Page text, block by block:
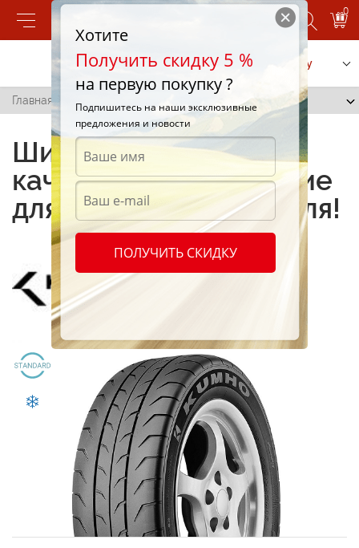
0
Позвонить Заказать услугу
Главная /
Шины 749 и 10 —
качественное решение
для вашего автомобиля!
Хотите
Получить скидку 5 %
на первую покупку ?
Подпишитесь на наши эксклюзивные
предложения и новости
ПОЛУЧИТЬ СКИДКУ